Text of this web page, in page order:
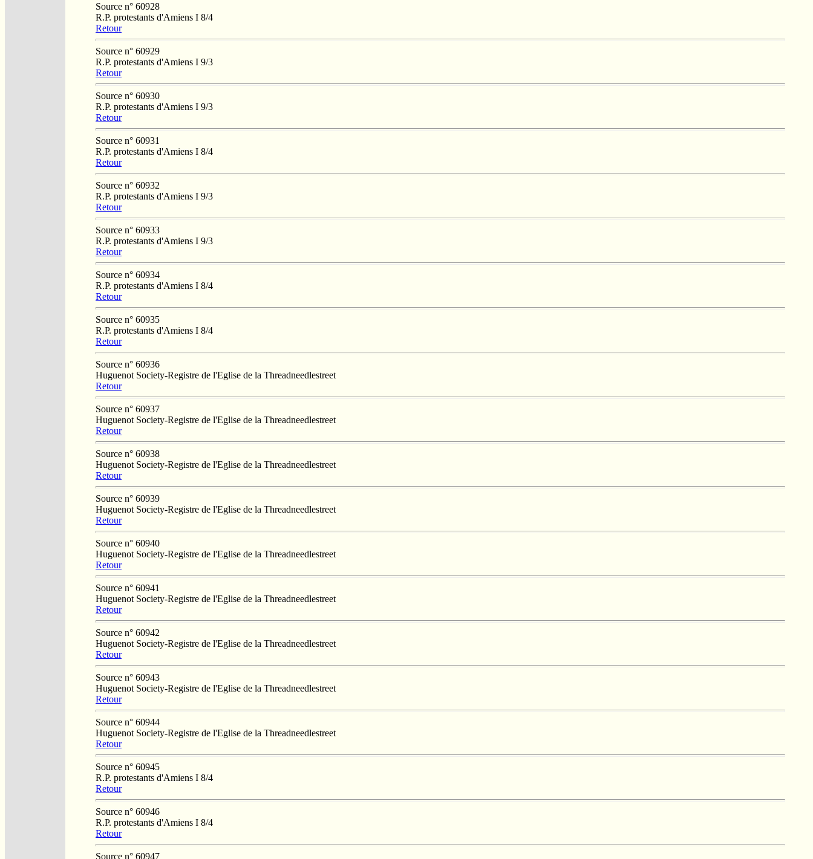
Source n° 60928
R.P. protestants d'Amiens I 8/4
Retour
Source n° 60929
R.P. protestants d'Amiens I 9/3
Retour
Source n° 60930
R.P. protestants d'Amiens I 9/3
Retour
Source n° 60931
R.P. protestants d'Amiens I 8/4
Retour
Source n° 60932
R.P. protestants d'Amiens I 9/3
Retour
Source n° 60933
R.P. protestants d'Amiens I 9/3
Retour
Source n° 60934
R.P. protestants d'Amiens I 8/4
Retour
Source n° 60935
R.P. protestants d'Amiens I 8/4
Retour
Source n° 60936
Huguenot Society-Registre de l'Eglise de la Threadneedlestreet
Retour
Source n° 60937
Huguenot Society-Registre de l'Eglise de la Threadneedlestreet
Retour
Source n° 60938
Huguenot Society-Registre de l'Eglise de la Threadneedlestreet
Retour
Source n° 60939
Huguenot Society-Registre de l'Eglise de la Threadneedlestreet
Retour
Source n° 60940
Huguenot Society-Registre de l'Eglise de la Threadneedlestreet
Retour
Source n° 60941
Huguenot Society-Registre de l'Eglise de la Threadneedlestreet
Retour
Source n° 60942
Huguenot Society-Registre de l'Eglise de la Threadneedlestreet
Retour
Source n° 60943
Huguenot Society-Registre de l'Eglise de la Threadneedlestreet
Retour
Source n° 60944
Huguenot Society-Registre de l'Eglise de la Threadneedlestreet
Retour
Source n° 60945
R.P. protestants d'Amiens I 8/4
Retour
Source n° 60946
R.P. protestants d'Amiens I 8/4
Retour
Source n° 60947